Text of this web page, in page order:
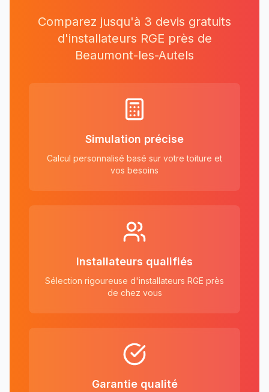
Comparez jusqu'à 3 devis gratuits
d'installateurs RGE près de
Beaumont-les-Autels
Simulation précise
Calcul personnalisé basé sur votre toiture et
vos besoins
Installateurs qualifiés
Sélection rigoureuse d'installateurs RGE près
de chez vous
Garantie qualité